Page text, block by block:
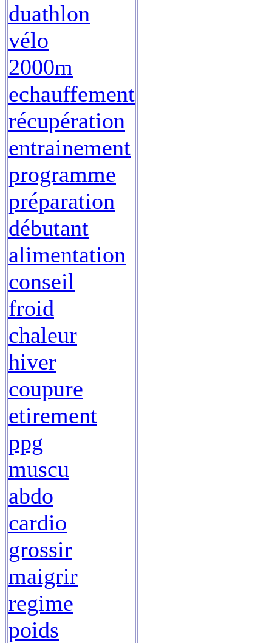
duathlon
vélo
2000m
echauffement
récupération
entrainement
programme
préparation
débutant
alimentation
conseil
froid
chaleur
hiver
coupure
etirement
ppg
muscu
abdo
cardio
grossir
maigrir
regime
poids